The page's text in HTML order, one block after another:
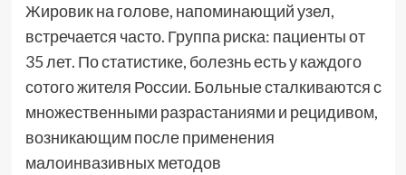
Жировик на голове, напоминающий узел,
встречается часто. Группа риска: пациенты от
35 лет. По статистике, болезнь есть у каждого
сотого жителя России. Больные сталкиваются с
множественными разрастаниями и рецидивом,
возникающим после применения
малоинвазивных методов